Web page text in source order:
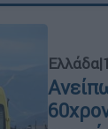
Ελλάδα|